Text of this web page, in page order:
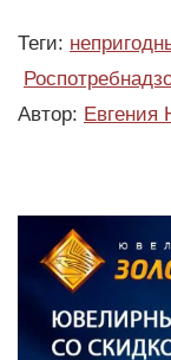
Теги:
Автор: Евгения